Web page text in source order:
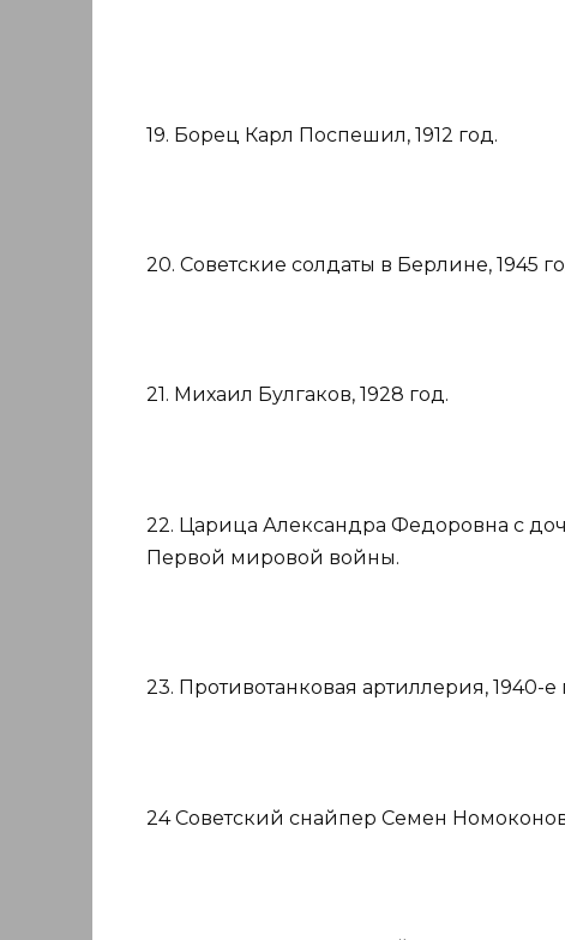
19. Борец Карл Поспешил, 1912 год.
20. Советские солдаты в Берлине, 1945
21. Михаил Булгаков, 1928 год.
22. Царица Александра Федоровна с
Первой мировой войны.
23. Противотанковая артиллерия, 1940-е
24 Советский снайпер Семен Номоконов